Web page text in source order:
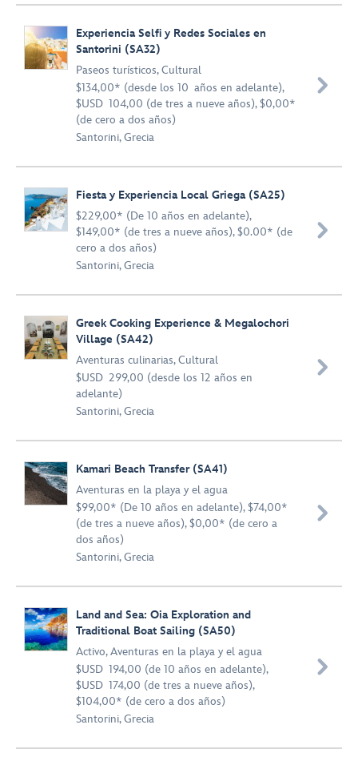
Experiencia Selfi y Redes Sociales en
Santorini (SA32)
Paseos turísticos,Cultural
$134,00* (desde los 10 años en adelante),
$USD 104,00 (de tres a nueve años), $0,00*
(de cero a dos años)
Santorini, Grecia

Fiesta y Experiencia Local Griega (SA25)
$229,00* (De 10 años en adelante),
$149,00* (de tres a nueve años), $0.00* (de
cero a dos años)
Santorini, Grecia

Greek Cooking Experience & Megalochori
Village (SA42)
Aventuras culinarias,Cultural
$USD 299,00 (desde los 12 años en
adelante)
Santorini, Grecia

Kamari Beach Transfer (SA41)
Aventuras en la playa y el agua
$99,00* (De 10 años en adelante), $74,00*
(de tres a nueve años), $0,00* (de cero a
dos años)
Santorini, Grecia

Land and Sea: Oia Exploration and
Traditional Boat Sailing (SA50)
Activo,Aventuras en la playa y el agua
$USD 194,00 (de 10 años en adelante),
$USD 174,00 (de tres a nueve años),
$104,00* (de cero a dos años)
Santorini, Grecia
